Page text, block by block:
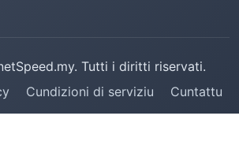
Tutti i diritti riservati.
Cundizioni di serviziu Cuntattu